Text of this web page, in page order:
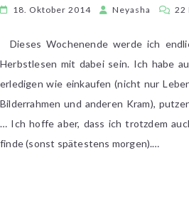
18. Oktober 2014 Neyasha 22
Dieses Wochenende werde ich
Herbstlesen mit dabei sein. Ich habe
erledigen wie einkaufen (nicht nur
Bilderrahmen und anderen Kram),
… Ich hoffe aber, dass ich trotzdem
finde (sonst spätestens morgen).…